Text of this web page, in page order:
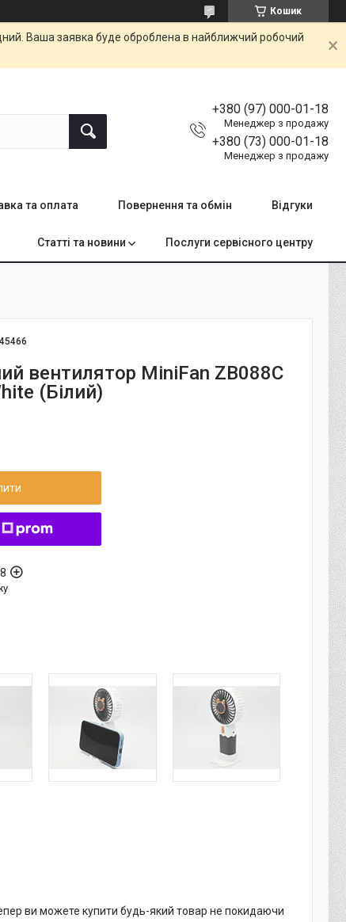
Кошик
Ваша заявка буде оброблена в найближчий робочий
+380 (97) 000-01-18
Менеджер з продажу
+380 (73) 000-01-18
Менеджер з продажу
та оплата Повернення та обмін Відгуки
Статті та новини Послуги сервісного центру
45466
вентилятор MiniFan ZB088C
(Білий)
ви можете купити будь-який товар не покидаючи